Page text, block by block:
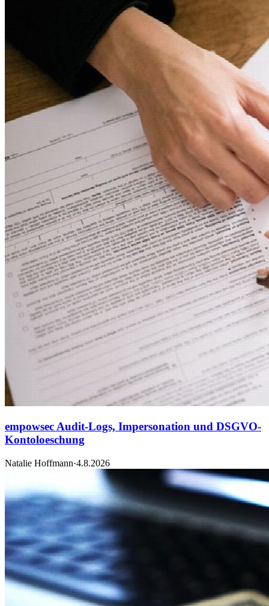
empowsec Audit-Logs, Impersonation und DSGVO-
Kontoloeschung
Natalie Hoffmann·4.8.2026